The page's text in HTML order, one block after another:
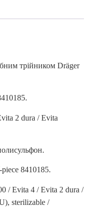
трійником Dräger
2 dura / Evita
8410185.
/ Evita 4 / Evita 2 dura /
sterilizable /